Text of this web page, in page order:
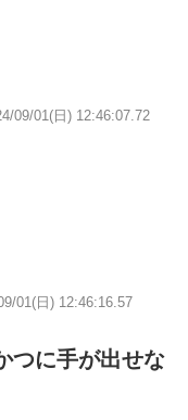
09/01(日) 12:46:07.72
01(日) 12:46:16.57
つに手が出せな